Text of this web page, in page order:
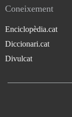
Coneixement
Enciclopèdia.cat
Diccionari.cat
Divulcat